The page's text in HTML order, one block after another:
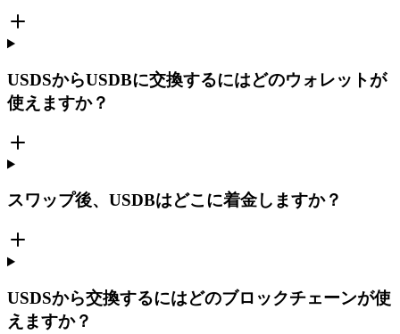
USDSからUSDBに交換するにはどのウォレットが
使えますか？
スワップ後、USDBはどこに着金しますか？
USDSから交換するにはどのブロックチェーンが使
えますか？